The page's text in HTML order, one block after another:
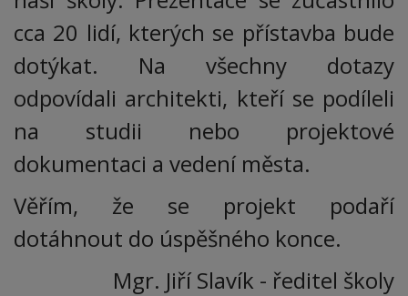
cca 20 lidí, kterých se přístavba bude
dotýkat. Na všechny dotazy
odpovídali architekti, kteří se podíleli
na studii nebo projektové
dokumentaci a vedení města.
Věřím, že se projekt podaří
dotáhnout do úspěšného konce.
Mgr. Jiří Slavík - ředitel školy